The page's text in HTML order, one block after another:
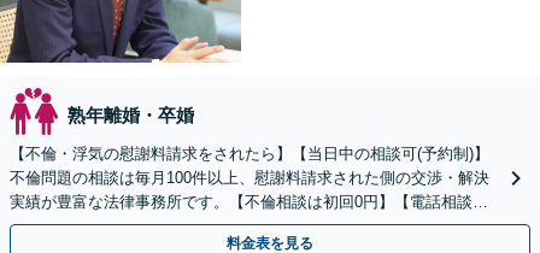
熟年離婚・卒婚
【不倫・浮気の慰謝料請求をされたら】【当日中の相談可(予約制)】
不倫問題の相談は毎月100件以上、慰謝料請求された側の交渉・解決
実績が豊富な法律事務所です。【不倫相談は初回0円】【電話相談で
ご契約まで対応可/来所不要】
料金表を見る